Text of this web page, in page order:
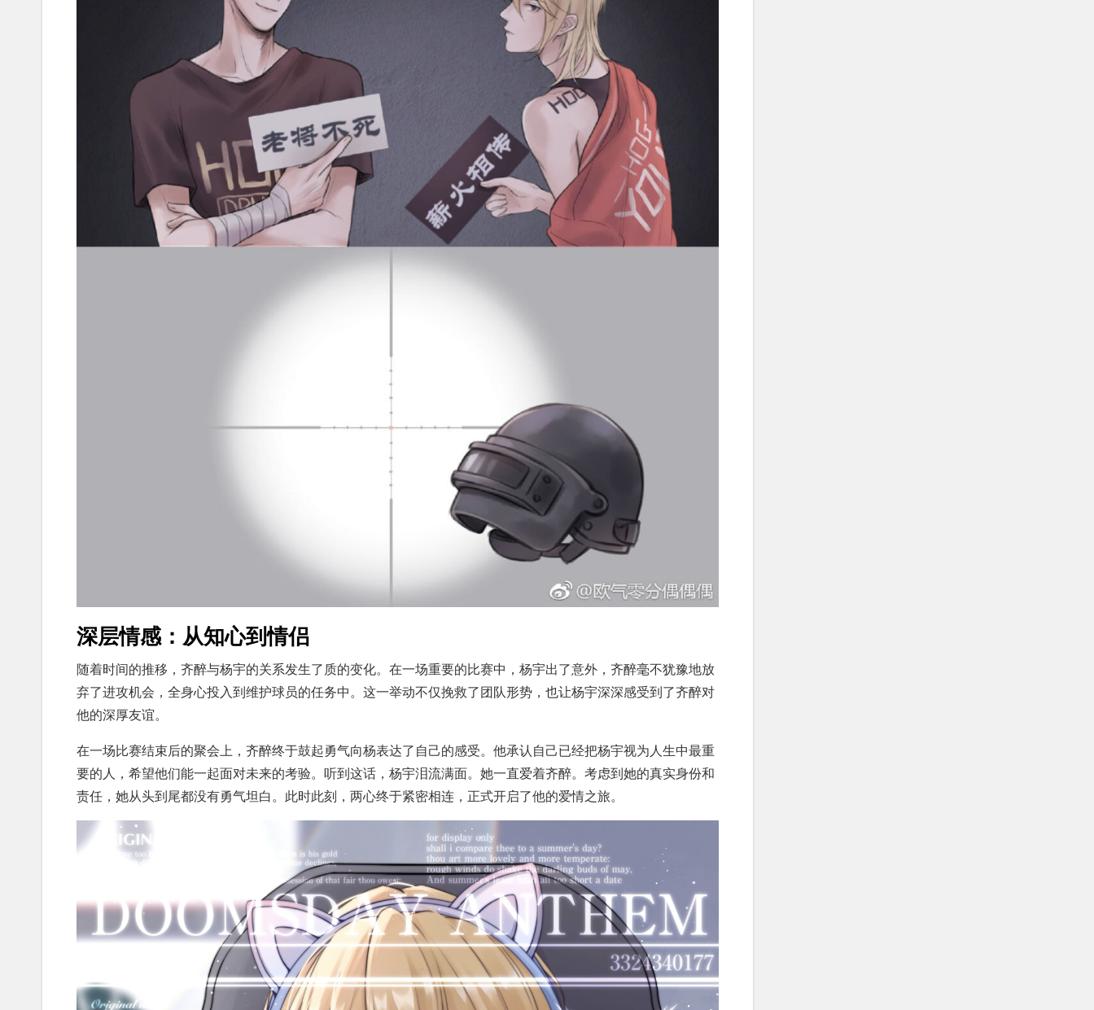
深层情感：从知心到情侣
随着时间的推移，齐醉与杨宇的关系发生了质的变化。在一场重要的比赛中，杨宇出了意外，齐醉毫不犹豫地放
弃了进攻机会，全身心投入到维护球员的任务中。这一举动不仅挽救了团队形势，也让杨宇深深感受到了齐醉对
他的深厚友谊。
在一场比赛结束后的聚会上，齐醉终于鼓起勇气向杨表达了自己的感受。他承认自己已经把杨宇视为人生中最重
要的人，希望他们能一起面对未来的考验。听到这话，杨宇泪流满面。她一直爱着齐醉。考虑到她的真实身份和
责任，她从头到尾都没有勇气坦白。此时此刻，两心终于紧密相连，正式开启了他的爱情之旅。